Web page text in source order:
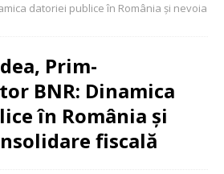
datoriei publice în România și nevoia
Prim-
BNR: Dinamica
în România și
fiscală